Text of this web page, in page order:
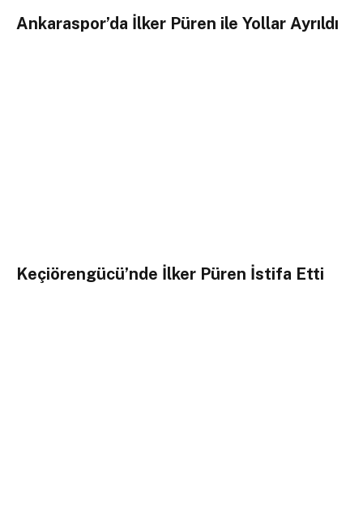
Ankaraspor’da İlker Püren ile Yollar Ayrıldı
Keçiörengücü’nde İlker Püren İstifa Etti